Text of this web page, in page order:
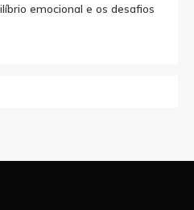
emocional e os desafios